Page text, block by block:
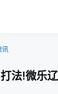
法!微乐